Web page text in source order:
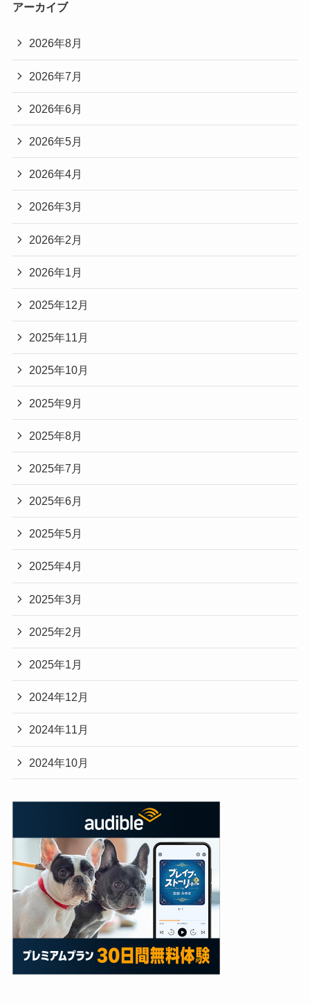
アーカイブ
2026年8月
2026年7月
2026年6月
2026年5月
2026年4月
2026年3月
2026年2月
2026年1月
2025年12月
2025年11月
2025年10月
2025年9月
2025年8月
2025年7月
2025年6月
2025年5月
2025年4月
2025年3月
2025年2月
2025年1月
2024年12月
2024年11月
2024年10月